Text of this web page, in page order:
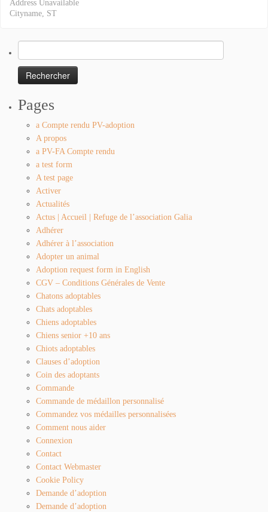
Address Unavailable
Cityname, ST
Pages
a Compte rendu PV-adoption
A propos
a PV-FA Compte rendu
a test form
A test page
Activer
Actualités
Actus | Accueil | Refuge de l’association Galia
Adhérer
Adhérer à l’association
Adopter un animal
Adoption request form in English
CGV – Conditions Générales de Vente
Chatons adoptables
Chats adoptables
Chiens adoptables
Chiens senior +10 ans
Chiots adoptables
Clauses d’adoption
Coin des adoptants
Commande
Commande de médaillon personnalisé
Commandez vos médailles personnalisées
Comment nous aider
Connexion
Contact
Contact Webmaster
Cookie Policy
Demande d’adoption
Demande d’adoption